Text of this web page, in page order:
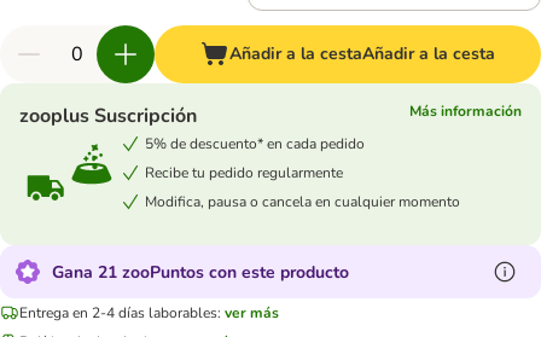
Añadir a la cestaAñadir a la cesta
zooplus Suscripción
Más información
5% de descuento* en cada pedido
Recibe tu pedido regularmente
Modifica, pausa o cancela en cualquier momento
Gana 21 zooPuntos con este producto
Entrega en 2-4 días laborables: ver más